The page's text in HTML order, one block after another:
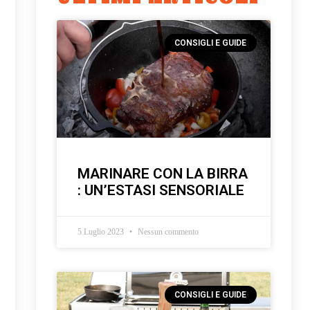
CONSIGLI E GUIDE
MARINARE CON LA BIRRA
: UN’ESTASI SENSORIALE
5 Luglio 2023 Nessun commento
CONSIGLI E GUIDE